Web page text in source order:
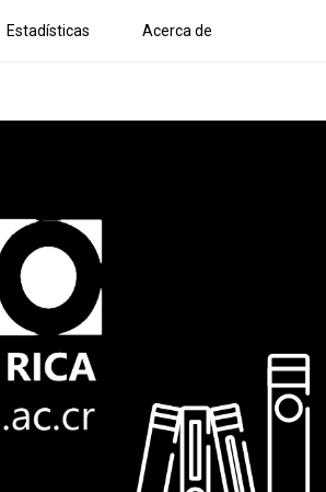
Estadísticas Acerca de